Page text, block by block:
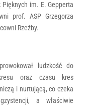
Pięknych im. E. Gepperta
prof. ASP Grzegorza
Rzeźby.
ludzkość do
oraz czasu kres
i nurtującą, co czeka
a właściwie